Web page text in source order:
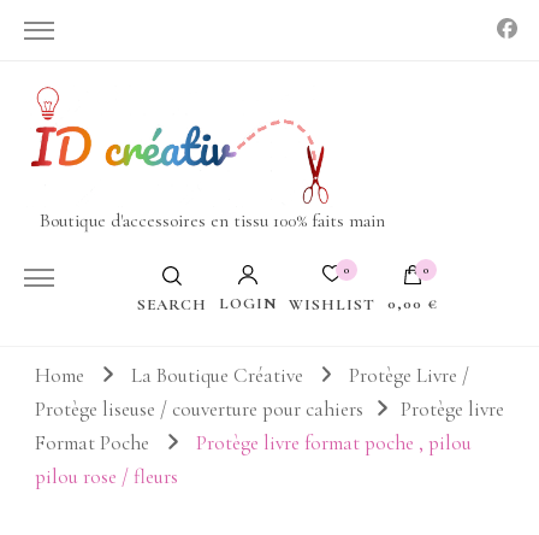
Boutique d'accessoires en tissu 100% faits main
SEARCH LOGIN
0
WISHLIST
0
0,00 €
Votre panier est vide.
Home La Boutique Créative
Protège Livre /
Protège liseuse / couverture pour cahiers
Protège livre
Format Poche
Protège livre format poche , pilou
pilou rose / fleurs